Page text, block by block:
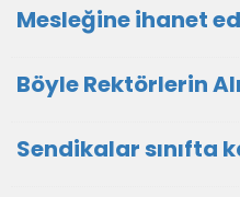
Mesleğine ihanet
Böyle Rektörlerin
Sendikalar sınıfta